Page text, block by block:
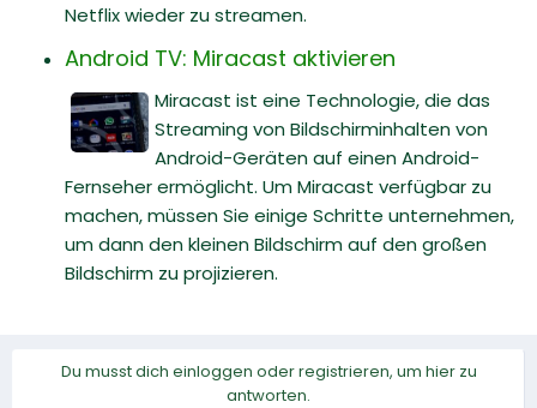
Netflix wieder zu streamen.
Android TV: Miracast aktivieren
Miracast ist eine Technologie, die das
Streaming von Bildschirminhalten von
Android-Geräten auf einen Android-
Fernseher ermöglicht. Um Miracast verfügbar zu
machen, müssen Sie einige Schritte unternehmen,
um dann den kleinen Bildschirm auf den großen
Bildschirm zu projizieren.
Du musst dich einloggen oder registrieren, um hier zu
antworten.